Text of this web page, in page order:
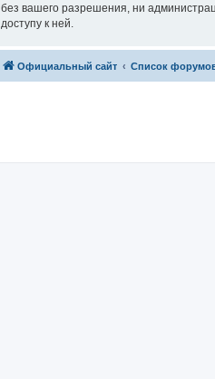
без вашего разрешения, ни
доступу к ней.
Официальный сайт Список